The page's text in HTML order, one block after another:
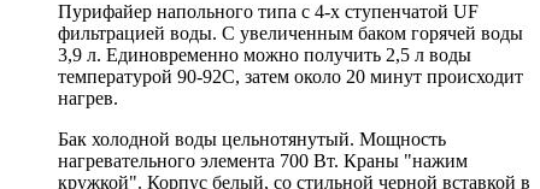
Пурифайер напольного типа с 4-х ступенчатой UF
фильтрацией воды. С увеличенным баком горячей воды
3,9 л. Единовременно можно получить 2,5 л воды
температурой 90-92С, затем около 20 минут происходит
нагрев.
Бак холодной воды цельнотянутый. Мощность
нагревательного элемента 700 Вт. Краны "нажим
кружкой". Корпус белый, со стильной черной вставкой в